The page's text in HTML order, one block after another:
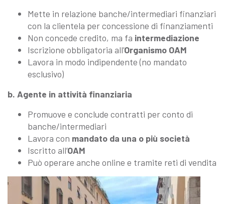
Mette in relazione banche/intermediari finanziari
con la clientela per concessione di finanziamenti
Non concede credito, ma fa intermediazione
Iscrizione obbligatoria all’Organismo OAM
Lavora in modo indipendente (no mandato
esclusivo)
b. Agente in attività finanziaria
Promuove e conclude contratti per conto di
banche/intermediari
Lavora con mandato da una o più società
Iscritto all’OAM
Può operare anche online e tramite reti di vendita